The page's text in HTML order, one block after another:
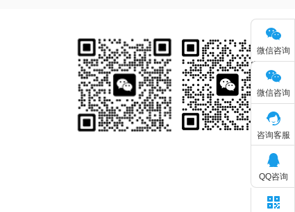
微信咨询
微信咨询
咨询客服
QQ咨询